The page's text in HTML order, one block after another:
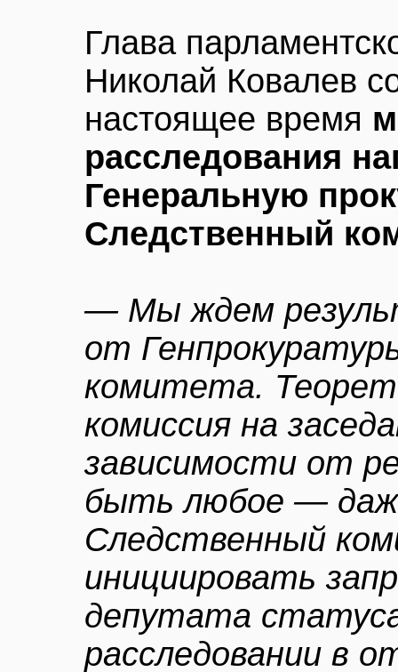
Глава
Николай Ковалев
настоящее время
расследования
Генеральную
Следственный
— Мы ждем
от
комитета.
комиссия на
зависимости от
быть любое —
Следственный
инициировать
депутата
расследовании в